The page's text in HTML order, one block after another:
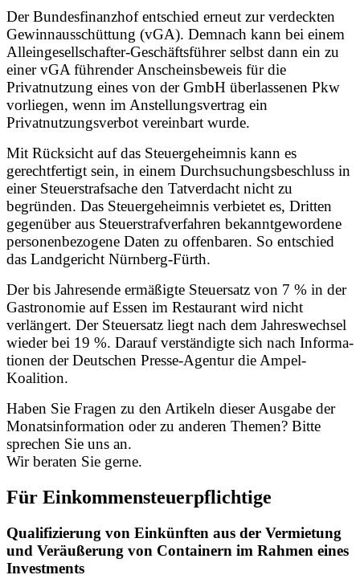
Der Bundesfinanzhof entschied erneut zur verdeckten
Gewinnausschüttung (vGA). Demnach kann bei einem
Alleingesellschafter-Geschäftsführer selbst dann ein zu
einer vGA führender Anscheinsbeweis für die
Privatnutzung eines von der GmbH überlassenen Pkw
vorliegen, wenn im Anstellungsvertrag ein
Privatnutzungsverbot vereinbart wurde.
Mit Rücksicht auf das Steuergeheimnis kann es
gerechtfertigt sein, in einem Durchsuchungsbeschluss in
einer Steuerstrafsache den Tatverdacht nicht zu
begründen. Das Steuergeheimnis verbietet es, Dritten
gegenüber aus Steuerstrafverfahren bekanntgewordene
personenbezogene Daten zu offenbaren. So entschied
das Landgericht Nürnberg-Fürth.
Der bis Jahresende ermäßigte Steuersatz von 7 % in der
Gastronomie auf Essen im Restaurant wird nicht
verlängert. Der Steuersatz liegt nach dem Jahreswechsel
wieder bei 19 %. Darauf verständigte sich nach Informa-
tionen der Deutschen Presse-Agentur die Ampel-
Koalition.
Haben Sie Fragen zu den Artikeln dieser Ausgabe der
Monatsinformation oder zu anderen Themen? Bitte
sprechen Sie uns an.
Wir beraten Sie gerne.
Für Einkommensteuerpflichtige
Qualifizierung von Einkünften aus der Vermietung
und Veräußerung von Containern im Rahmen eines
Investments